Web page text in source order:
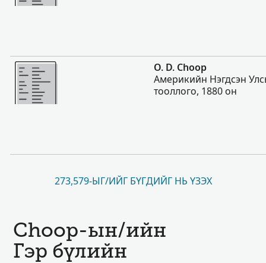
Нэмэх
O. D. Choop
Америкийн Нэгдсэн
тооллого, 1880 он
273,579-ЫГ/ИЙГ БҮГДИЙГ НЬ ҮЗЭХ
Choop-ын/ийн
Гэр бүлийн